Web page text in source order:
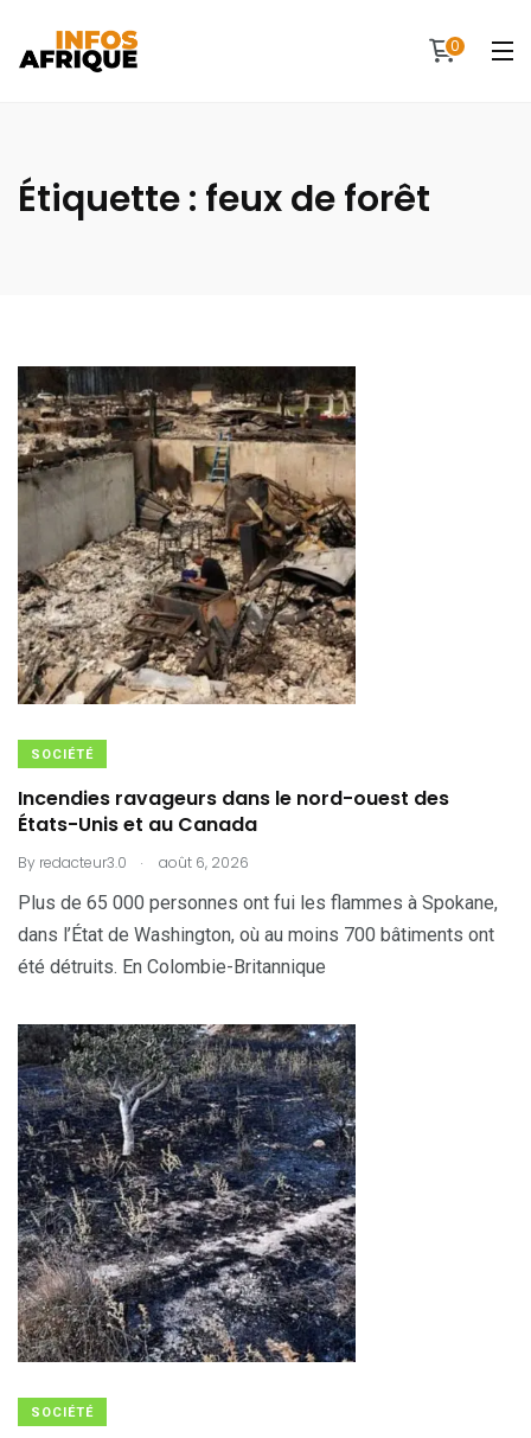
0
Étiquette : feux de forêt
SOCIÉTÉ
Incendies ravageurs dans le nord-ouest des
États-Unis et au Canada
By redacteur3.0 . août 6, 2026
Plus de 65 000 personnes ont fui les flammes à Spokane,
dans l’État de Washington, où au moins 700 bâtiments ont
été détruits. En Colombie-Britannique
SOCIÉTÉ